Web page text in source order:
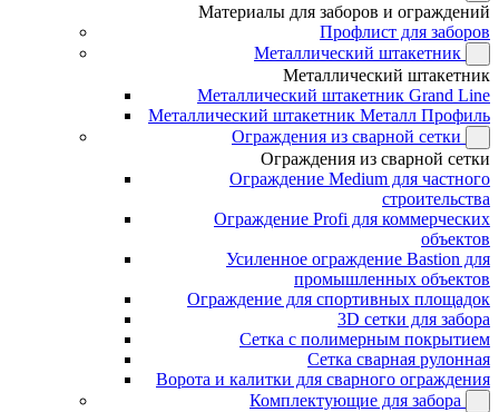
Материалы для заборов и ограждений
Профлист для заборов
Металлический штакетник
Металлический штакетник
Металлический штакетник Grand Line
Металлический штакетник Металл Профиль
Ограждения из сварной сетки
Ограждения из сварной сетки
Ограждение Medium для частного
строительства
Ограждение Profi для коммерческих
объектов
Усиленное ограждение Bastion для
промышленных объектов
Ограждение для спортивных площадок
3D сетки для забора
Сетка с полимерным покрытием
Сетка сварная рулонная
Ворота и калитки для сварного ограждения
Комплектующие для забора